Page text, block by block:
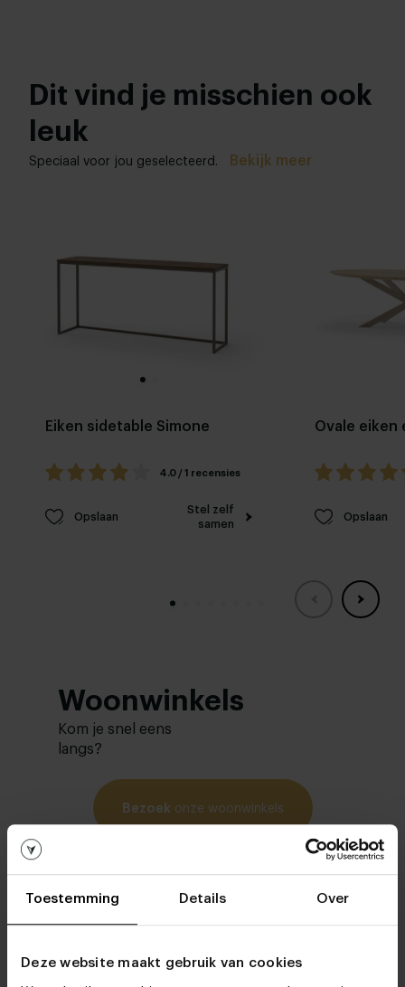
Toestemming Details Over
Deze website maakt gebruik van cookies
Dit vind je misschien ook
leuk
Speciaal voor jou geselecteerd. Bekijk meer
Eiken sidetable Simone
4.0 / 1 recensies
Opslaan
Stel zelf
samen
Ovale eiken
Opslaan
Woonwinkels
Kom je snel eens
langs?
Bezoek onze woonwinkels